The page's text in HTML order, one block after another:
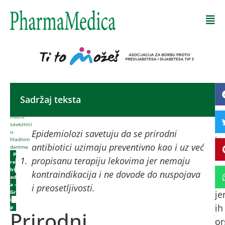
Prirodni
moćni
saveznici
u
hladnim
danima
P
re
hl
ad
a -
Gr
i
p
Sadržaj teksta
Epidemiolozi savetuju da se prirodni
antibiotici uzimaju preventivno kao i uz već
propisanu terapiju lekovima jer nemaju
kontraindikacija i ne dovode do nuspojava
i preosetljivosti.
i
ih